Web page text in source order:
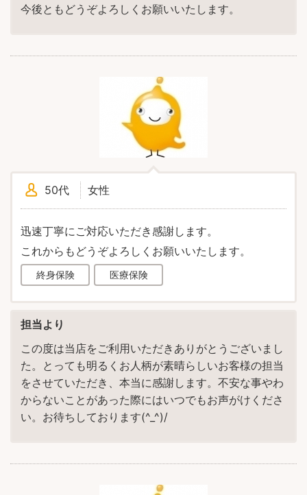
今後ともどうぞよろしくお願いいたします。
50代 女性
迅速丁寧にご対応いただき感謝します。
これからもどうぞよろしくお願いいたします。
終身保険 医療保険
担当より
この度は当店をご利用いただきありがとうございまし
た。とっても明るくお人柄が素晴らしいお客様の担当
をさせていただき、本当に感謝します。不安な事やわ
からないことがあった際にはいつでもお声がけくださ
い。お待ちしております(^_^)/